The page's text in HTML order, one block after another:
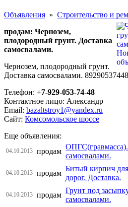
Объявления » Строительство и
продам: Чернозем,
плодородный грунт. Доставка
самосвалами.
Чернозем, плодородный грунт.
Доставка самосвалами.
Телефон: +7-929-053-74-48
Контактное лицо: Александр
Email: bazaltstroy1@yandex.ru
Сайт: Комсомольское шоссе
Еще объявления:
04.10.2013 продам
ОПГС(гравмасса).
самосвалами.
04.10.2013 продам
Битый кирпич для
дорог. Доставка.
04.10.2013 продам
Грунт под
самосвалами.